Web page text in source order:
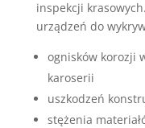
inspekcji
urządzeń do
ognisków korozji
karoserii
uszkodzeń
stężenia